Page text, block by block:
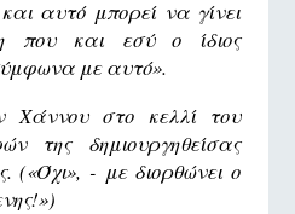
αυτό μπορεί να γίνει
που και εσύ ο ίδιος
με αυτό».
Χάννου στο κελλί του
της δημιουργηθείσας
(«Όχι», - με διορθώνει ο